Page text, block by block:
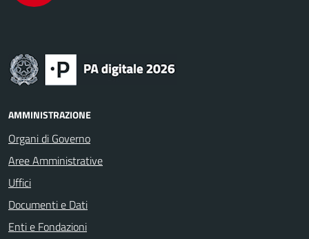
AMMINISTRAZIONE
Organi di Governo
Aree Amministrative
Uffici
Documenti e Dati
Enti e Fondazioni